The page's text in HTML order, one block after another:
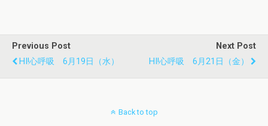
Previous Post
HI!心呼吸 6月19日（水）
Next Post
HI!心呼吸 6月21日（金）
Back to top